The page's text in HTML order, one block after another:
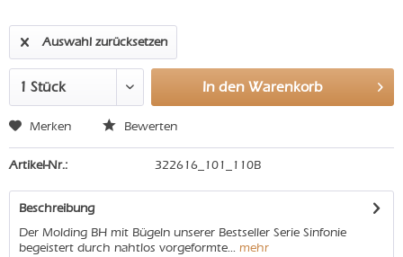
Auswahl zurücksetzen
In den Warenkorb
Merken Bewerten
Artikel-Nr.: 322616_101_110B
Beschreibung
Der Molding BH mit Bügeln unserer Bestseller Serie Sinfonie
begeistert durch nahtlos vorgeformte... mehr